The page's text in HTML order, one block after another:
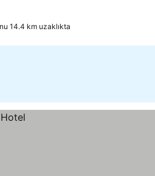
14.4 km uzaklıkta